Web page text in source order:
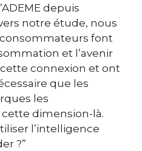
depuis
notre étude, nous
font
et l’avenir
connexion et ont
que les
les
dimension-là.
l’intelligence
?”